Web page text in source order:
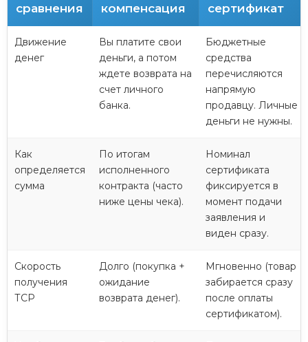
сравнения
компенсация
сертификат
Движение
денег
Вы платите свои
деньги, а потом
ждете возврата на
счет личного
банка.
Бюджетные
средства
перечисляются
напрямую
продавцу. Личные
деньги не нужны.
Как
определяется
сумма
По итогам
исполненного
контракта (часто
ниже цены чека).
Номинал
сертификата
фиксируется в
момент подачи
заявления и
виден сразу.
Скорость
получения
ТСР
Долго (покупка +
ожидание
возврата денег).
Мгновенно (товар
забирается сразу
после оплаты
сертификатом).